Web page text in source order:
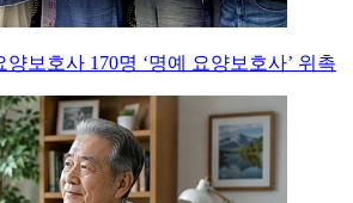
양보호사 170명 ‘명예 요양보호사’ 위촉